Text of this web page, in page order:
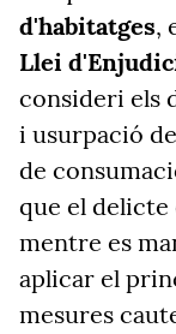
d'habitatges,
Llei
consideri els
i usurpació
de
que el delicte
mentre es
aplicar el
mesures